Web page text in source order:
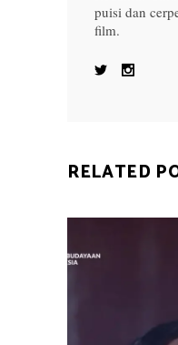
puisi dan
film.
RELATED